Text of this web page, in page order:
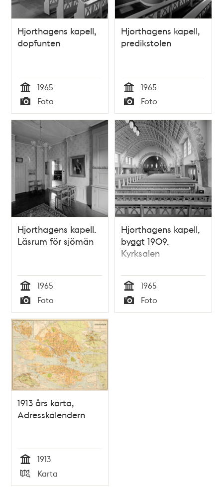
Hjorthagens kapell,
dopfunten
Tid
1965
Typ
Foto
Hjorthagens kapell,
predikstolen
Tid
1965
Typ
Foto
Hjorthagens kapell.
Läsrum för sjömän
Tid
1965
Typ
Foto
Hjorthagens kapell,
byggt 1909.
Kyrksalen
Tid
1965
Typ
Foto
1913 års karta,
Adresskalendern
Tid
1913
Typ
Karta